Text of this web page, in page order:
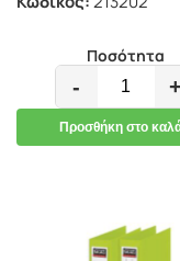
Ποσότητα
- +
Προσθήκη στο